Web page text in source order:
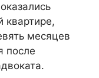
месяцев
после